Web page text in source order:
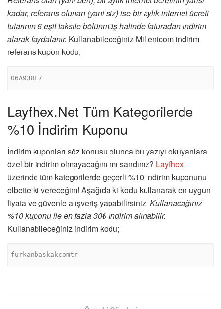
kadar, referans olunan (yani siz) ise bir aylık internet ücreti
tutarının 6 eşit taksite bölünmüş halinde faturadan indirim
alarak faydalanır. Kullanabileceğiniz Millenicom indirim
referans kupon kodu;
O6A938F7
Layfhex.Net Tüm Kategorilerde
%10 İndirim Kuponu
İndirim kuponları söz konusu olunca bu yazıyı okuyanlara
özel bir indirim olmayacağını mı sandınız? Layfhex
üzerinde tüm kategorilerde geçerli %10 indirim kuponunu
elbette ki vereceğim! Aşağıda ki kodu kullanarak en uygun
fiyata ve güvenle alışveriş yapabilirsiniz! Kullanacağınız
%10 kuponu ile en fazla 30₺ indirim alınabilir.
Kullanabileceğiniz indirim kodu;
furkanbaskakcomtr